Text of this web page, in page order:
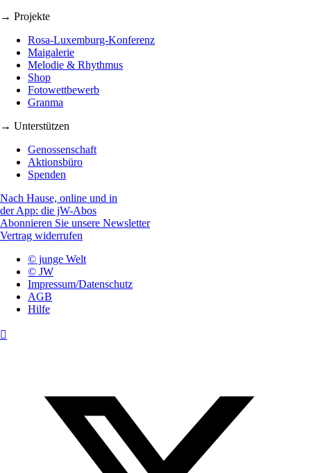
→ Projekte
Rosa-Luxemburg-Konferenz
Maigalerie
Melodie & Rhythmus
Shop
Fotowettbewerb
Granma
→ Unterstützen
Genossenschaft
Aktionsbüro
Spenden
Nach Hause, online und in
der App: die jW-Abos
Abonnieren Sie unsere Newsletter
Vertrag widerrufen
© junge Welt
© JW
Impressum/Datenschutz
AGB
Hilfe